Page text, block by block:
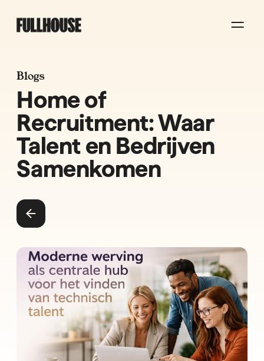
Blogs
Home of
Recruitment: Waar
Talent en Bedrijven
Samenkomen